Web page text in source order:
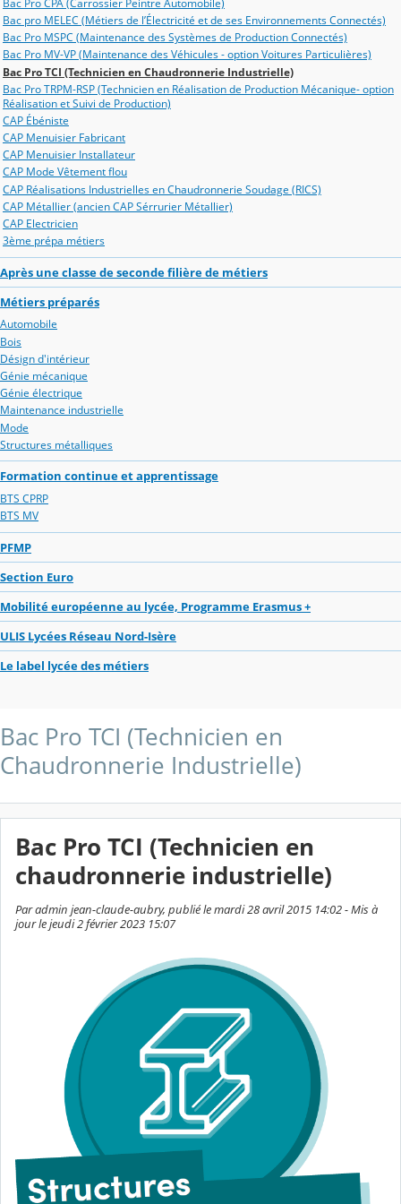
Bac pro MELEC (Métiers de l’Électricité et de ses Environnements Connectés)
Bac Pro MSPC (Maintenance des Systèmes de Production Connectés)
Bac Pro MV-VP (Maintenance des Véhicules - option Voitures Particulières)
Bac Pro TCI (Technicien en Chaudronnerie Industrielle)
Bac Pro TRPM-RSP (Technicien en Réalisation de Production Mécanique- option
Réalisation et Suivi de Production)
CAP Ébéniste
CAP Menuisier Fabricant
CAP Menuisier Installateur
CAP Mode Vêtement flou
CAP Réalisations Industrielles en Chaudronnerie Soudage (RICS)
CAP Métallier (ancien CAP Sérrurier Métallier)
CAP Electricien
3ème prépa métiers
Après une classe de seconde filière de métiers
Métiers préparés
Automobile
Bois
Désign d'intérieur
Génie mécanique
Génie électrique
Maintenance industrielle
Mode
Structures métalliques
Formation continue et apprentissage
BTS CPRP
BTS MV
PFMP
Section Euro
Mobilité européenne au lycée, Programme Erasmus +
ULIS Lycées Réseau Nord-Isère
Le label lycée des métiers
Bac Pro TCI (Technicien en
Chaudronnerie Industrielle)
Bac Pro TCI (Technicien en
chaudronnerie industrielle)
Par admin jean-claude-aubry, publié le mardi 28 avril 2015 14:02 - Mis à
jour le jeudi 2 février 2023 15:07